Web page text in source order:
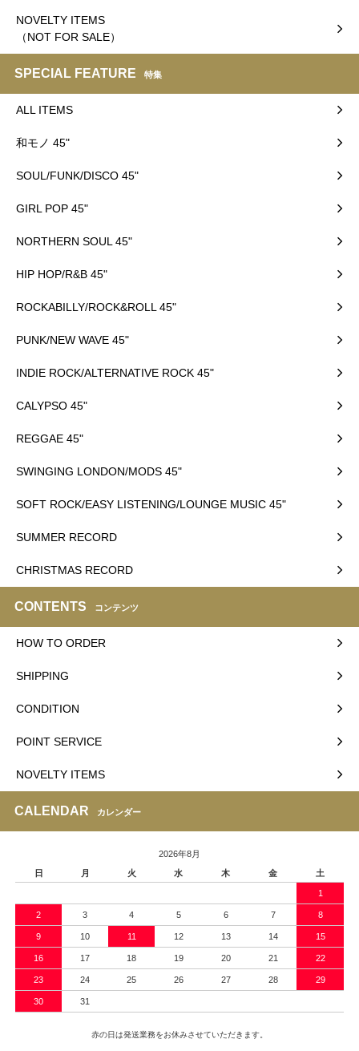
NOVELTY ITEMS
（NOT FOR SALE）
SPECIAL FEATURE 特集
ALL ITEMS
和モノ 45"
SOUL/FUNK/DISCO 45"
GIRL POP 45"
NORTHERN SOUL 45"
HIP HOP/R&B 45"
ROCKABILLY/ROCK&ROLL 45"
PUNK/NEW WAVE 45"
INDIE ROCK/ALTERNATIVE ROCK 45"
CALYPSO 45"
REGGAE 45"
SWINGING LONDON/MODS 45"
SOFT ROCK/EASY LISTENING/LOUNGE MUSIC 45"
SUMMER RECORD
CHRISTMAS RECORD
CONTENTS コンテンツ
HOW TO ORDER
SHIPPING
CONDITION
POINT SERVICE
NOVELTY ITEMS
CALENDAR カレンダー
2026年8月
日
月 火 水 木 金 土
1
2 3 4 5 6 7 8
9 10 11 12 13 14 15
16 17 18 19 20 21 22
23 24 25 26 27 28 29
30 31
赤の日は発送業務をお休みさせていただきます。